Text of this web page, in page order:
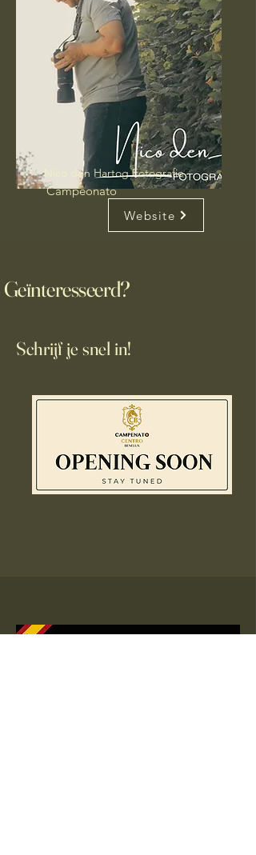
Nico den Hartog Fotografie
Campeonato
Website
Geïnteresseerd?
Schrijf je snel in!
Inschrijven Fotopakket